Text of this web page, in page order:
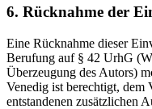
6. Rücknahme der
Eine Rücknahme dieser
Berufung auf § 42 UrhG
Überzeugung des Autors)
Venedig ist berechtigt, dem
entstandenen zusätzlichen